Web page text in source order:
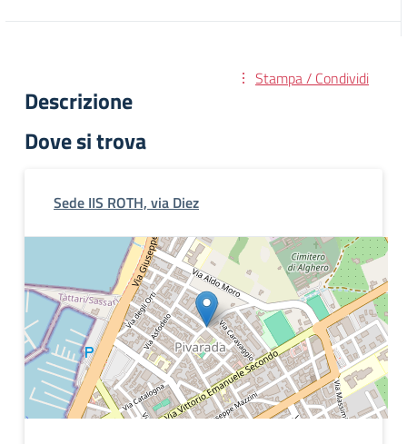
Stampa / Condividi
Descrizione
Dove si trova
Sede IIS ROTH, via Diez